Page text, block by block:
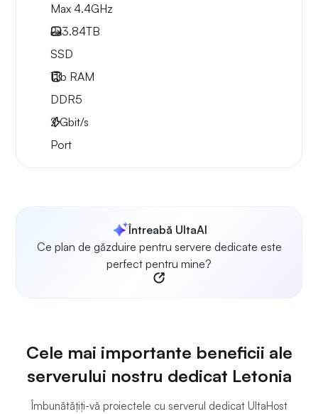
Max 4.4GHz
2x3.84TB
SSD
1Tb RAM
DDR5
2Gbit/s
Port
Întreabă UltaAI
Ce plan de găzduire pentru servere dedicate este
perfect pentru mine?
Cele mai importante beneficii ale
serverului nostru dedicat Letonia
Îmbunătățiți-vă proiectele cu serverul dedicat UltaHost